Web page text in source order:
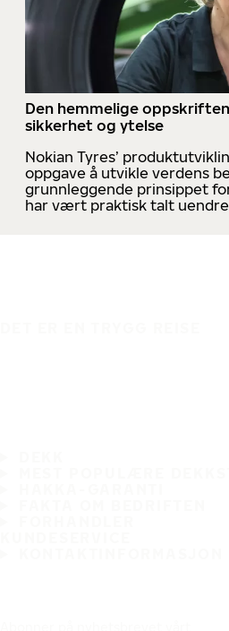
Den hemmelige
sikkerhet og ytelse
Nokian Tyres’
oppgave å utvikle verdens
grunnleggende prinsippet
har vært praktisk talt